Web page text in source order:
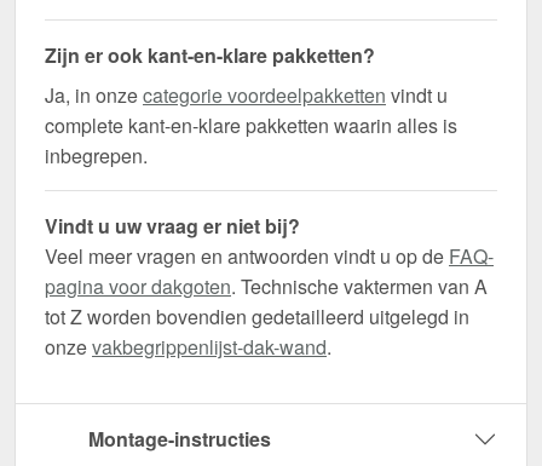
Zijn er ook kant-en-klare pakketten?
Ja, in onzecategorie voordeelpakketten vindt u
complete kant-en-klare pakketten waarin alles is
inbegrepen.
Vindt u uw vraag er niet bij?
Veel meer vragen en antwoorden vindt u op de FAQ-
pagina voor dakgoten. Technische vaktermen van A
tot Z worden bovendien gedetailleerd uitgelegd in
onzevakbegrippenlijst-dak-wand.
Montage-instructies